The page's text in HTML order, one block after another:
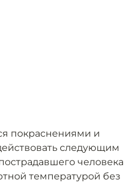
покраснениями и
следующим
человека
температурой без